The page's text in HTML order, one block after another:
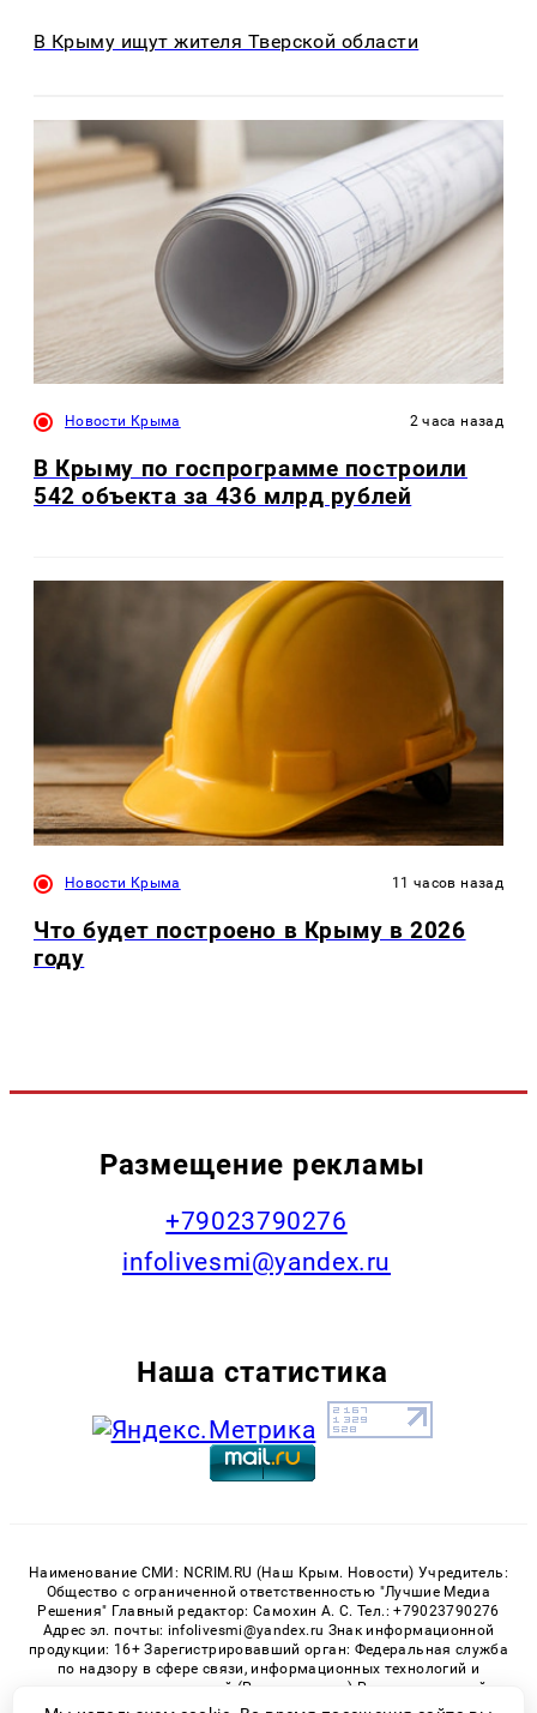
В Крыму ищут жителя Тверской области
Новости Крыма 2 часа назад
В Крыму по госпрограмме построили
542 объекта за 436 млрд рублей
Новости Крыма 11 часов назад
Что будет построено в Крыму в 2026
году
Размещение рекламы
+79023790276
infolivesmi@yandex.ru
Наша статистика
Наименование СМИ: NCRIM.RU (Наш Крым. Новости) Учредитель:
Общество с ограниченной ответственностью "Лучшие Медиа
Решения" Главный редактор: Самохин А. С. Тел.: +79023790276
Адрес эл. почты: infolivesmi@yandex.ru Знак информационной
продукции: 16+ Зарегистрировавший орган: Федеральная служба
по надзору в сфере связи, информационных технологий и
массовых коммуникаций (Роскомнадзор) Регистрационный
номер СМИ ЭЛ № ФС 77 - 81150 от 02.06.2021